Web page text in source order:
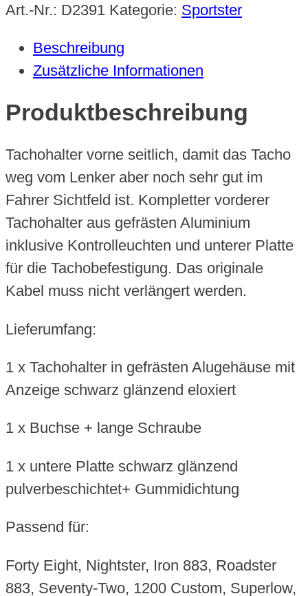
"vorne"
Kontrolleuchten
Forty
Eight,
Iron
Menge
Art.-Nr.: D2391 Kategorie: Sportster
Beschreibung
Zusätzliche Informationen
Produktbeschreibung
Tachohalter vorne seitlich, damit das Tacho
weg vom Lenker aber noch sehr gut im
Fahrer Sichtfeld ist. Kompletter vorderer
Tachohalter aus gefrästen Aluminium
inklusive Kontrolleuchten und unterer Platte
für die Tachobefestigung. Das originale
Kabel muss nicht verlängert werden.
Lieferumfang:
1 x Tachohalter in gefrästen Alugehäuse mit
Anzeige schwarz glänzend eloxiert
1 x Buchse + lange Schraube
1 x untere Platte schwarz glänzend
pulverbeschichtet+ Gummidichtung
Passend für:
Forty Eight, Nightster, Iron 883, Roadster
883, Seventy-Two, 1200 Custom, Superlow,